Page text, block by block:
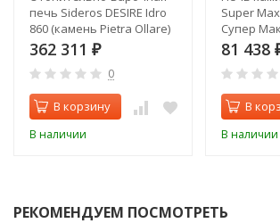
печь Sideros DESIRE Idro
860 (камень Pietra Ollare)
362 311 ₽
0
В корзину
В наличии
Super
Супер
81 438
В
В наличии
РЕКОМЕНДУЕМ ПОСМОТРЕТЬ